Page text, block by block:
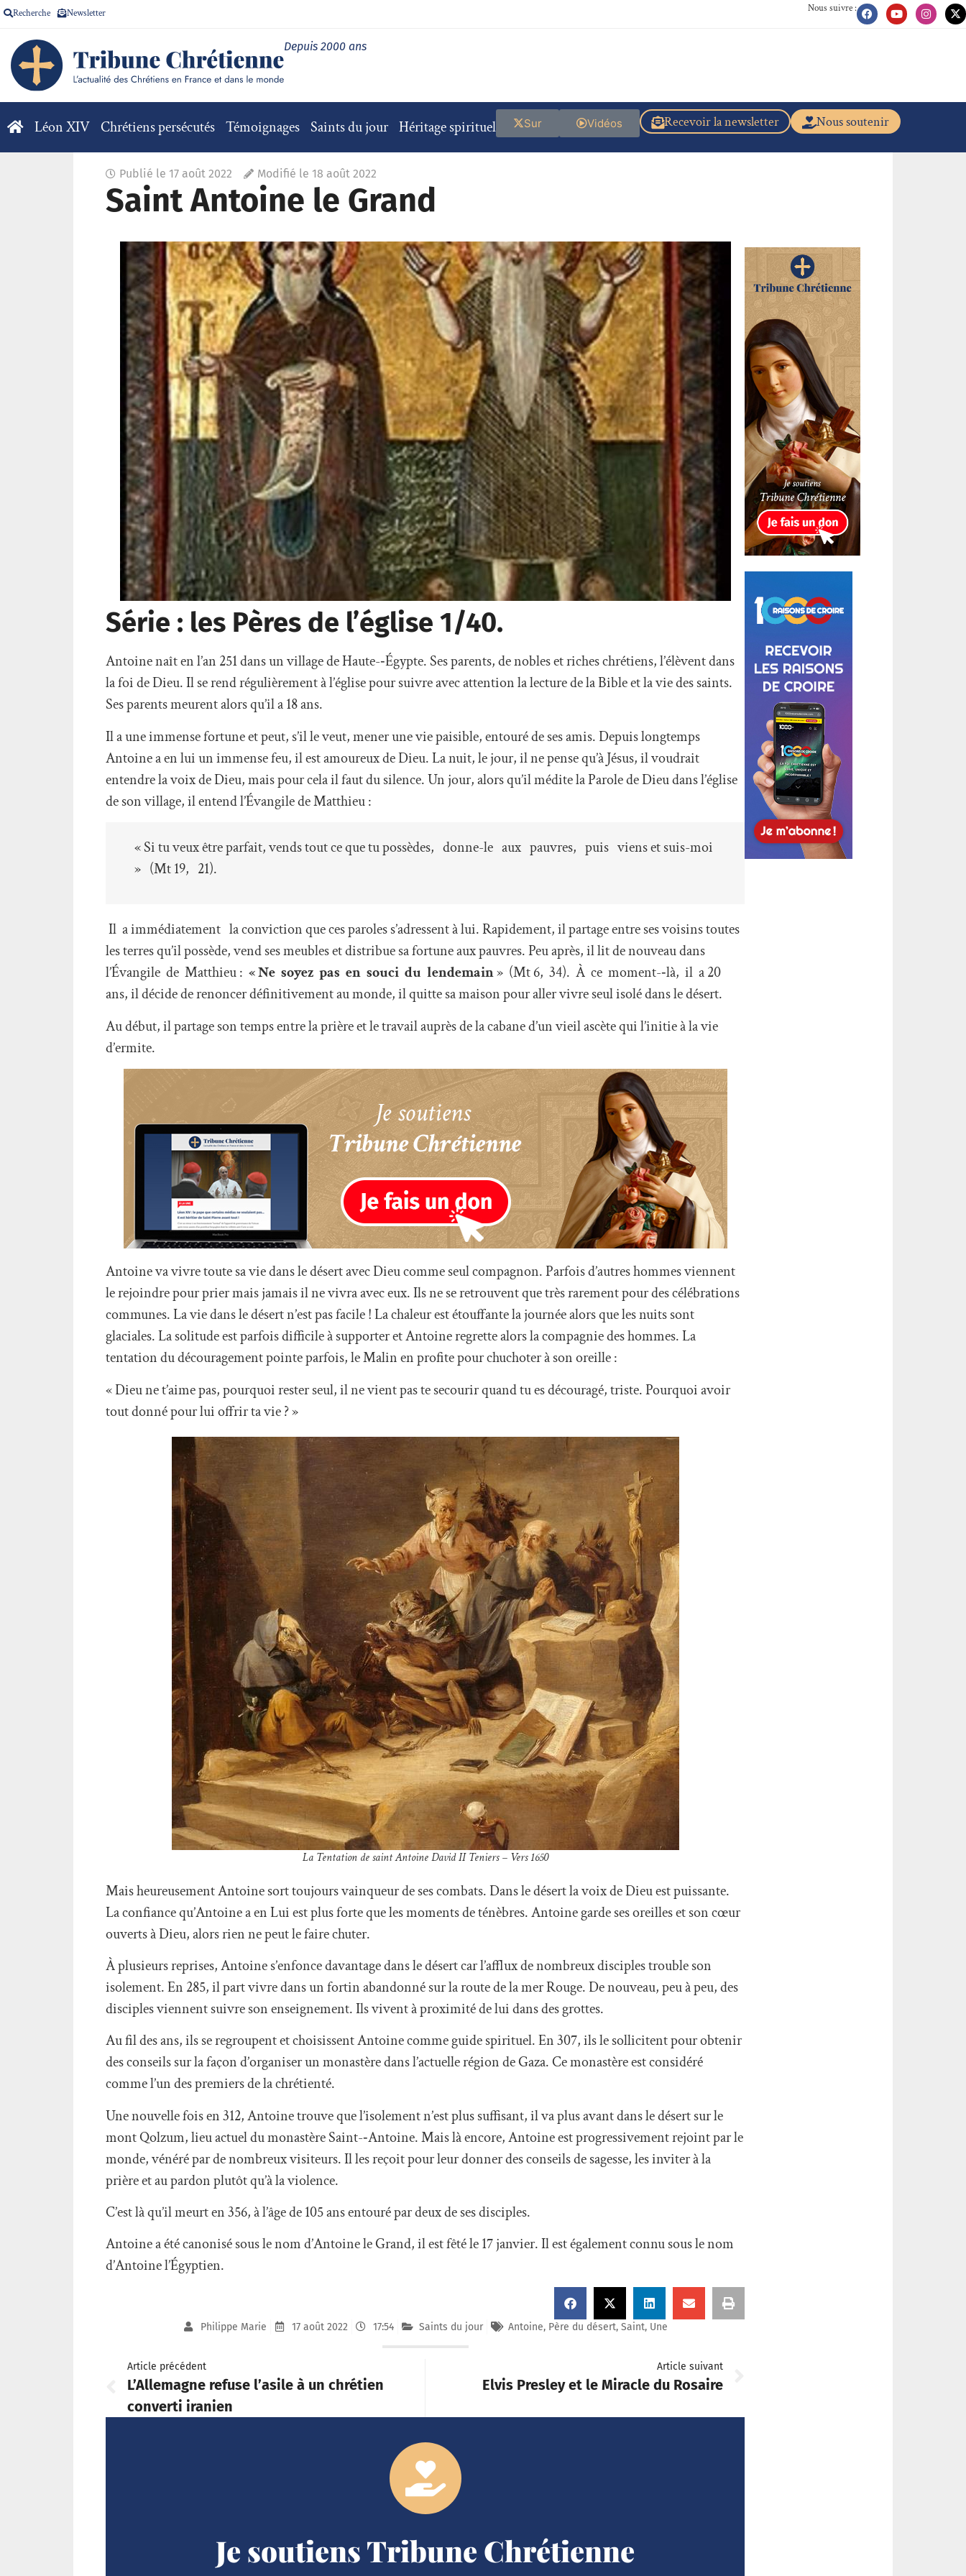
Recherche Newsletter Nous suivre :
Depuis 2000 ans
Léon XIV Chrétiens persécutés Témoignages Saints du jour Héritage spirituel Nous soutenir
Recevoir la newsletter
Vidéos
Sur
Publié le 17 août 2022 Modifié le 18 août 2022
Saint Antoine le Grand
Série : les Pères de l’église 1/40.
Antoine naît en l’an 251 dans un village de Haute-­‐Égypte. Ses parents, de nobles et riches chrétiens, l’élèvent dans
la foi de Dieu. Il se rend régulièrement à l’église pour suivre avec attention la lecture de la Bible et la vie des saints.
Ses parents meurent alors qu’il a 18 ans.
Il a une immense fortune et peut, s’il le veut, mener une vie paisible, entouré de ses amis. Depuis longtemps
Antoine a en lui un immense feu, il est amoureux de Dieu. La nuit, le jour, il ne pense qu’à Jésus, il voudrait
entendre la voix de Dieu, mais pour cela il faut du silence. Un jour, alors qu’il médite la Parole de Dieu dans l’église
de son village, il entend l’Évangile de Matthieu :
« Si tu veux être parfait, vends tout ce que tu possèdes, donne-le aux pauvres, puis viens et suis-moi
» (Mt 19, 21).
Il a immédiatement la conviction que ces paroles s’adressent à lui. Rapidement, il partage entre ses voisins toutes
les terres qu’il possède, vend ses meubles et distribue sa fortune aux pauvres. Peu après, il lit de nouveau dans
l’Évangile de Matthieu : « Ne soyez pas en souci du lendemain» (Mt 6, 34). À ce moment-­‐là, il a 20
ans, il décide de renoncer définitivement au monde, il quitte sa maison pour aller vivre seul isolé dans le désert.
Au début, il partage son temps entre la prière et le travail auprès de la cabane d’un vieil ascète qui l’initie à la vie
d’ermite.
Antoine va vivre toute sa vie dans le désert avec Dieu comme seul compagnon. Parfois d’autres hommes viennent
le rejoindre pour prier mais jamais il ne vivra avec eux. Ils ne se retrouvent que très rarement pour des célébrations
communes. La vie dans le désert n’est pas facile ! La chaleur est étouffante la journée alors que les nuits sont
glaciales. La solitude est parfois difficile à supporter et Antoine regrette alors la compagnie des hommes. La
tentation du découragement pointe parfois, le Malin en profite pour chuchoter à son oreille :
« Dieu ne t’aime pas, pourquoi rester seul, il ne vient pas te secourir quand tu es découragé, triste. Pourquoi avoir
tout donné pour lui offrir ta vie ? »
La Tentation de saint Antoine David II Teniers – Vers 1650
Mais heureusement Antoine sort toujours vainqueur de ses combats. Dans le désert la voix de Dieu est puissante.
La confiance qu’Antoine a en Lui est plus forte que les moments de ténèbres. Antoine garde ses oreilles et son cœur
ouverts à Dieu, alors rien ne peut le faire chuter.
À plusieurs reprises, Antoine s’enfonce davantage dans le désert car l’afflux de nombreux disciples trouble son
isolement. En 285, il part vivre dans un fortin abandonné sur la route de la mer Rouge. De nouveau, peu à peu, des
disciples viennent suivre son enseignement. Ils vivent à proximité de lui dans des grottes.
Au fil des ans, ils se regroupent et choisissent Antoine comme guide spirituel. En 307, ils le sollicitent pour obtenir
des conseils sur la façon d’organiser un monastère dans l’actuelle région de Gaza. Ce monastère est considéré
comme l’un des premiers de la chrétienté.
Une nouvelle fois en 312, Antoine trouve que l’isolement n’est plus suffisant, il va plus avant dans le désert sur le
mont Qolzum, lieu actuel du monastère Saint-­‐Antoine. Mais là encore, Antoine est progressivement rejoint par le
monde, vénéré par de nombreux visiteurs. Il les reçoit pour leur donner des conseils de sagesse, les inviter à la
prière et au pardon plutôt qu’à la violence.
C’est là qu’il meurt en 356, à l’âge de 105 ans entouré par deux de ses disciples.
Antoine a été canonisé sous le nom d’Antoine le Grand, il est fêté le 17 janvier. Il est également connu sous le nom
d’Antoine l’Égyptien.
Philippe Marie 17 août 2022 17:54 Saints du jour Antoine, Père du désert, Saint, Une
Article précédent
L’Allemagne refuse l’asile à un chrétien
converti iranien
Article suivant
Elvis Presley et le Miracle du Rosaire
Je soutiens Tribune Chrétienne